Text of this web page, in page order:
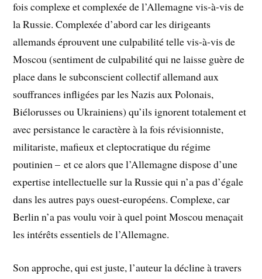
fois complexe et complexée de l’Allemagne vis-à-vis de
la Russie. Complexée d’abord car les dirigeants
allemands éprouvent une culpabilité telle vis-à-vis de
Moscou (sentiment de culpabilité qui ne laisse guère de
place dans le subconscient collectif allemand aux
souffrances infligées par les Nazis aux Polonais,
Biélorusses ou Ukrainiens) qu’ils ignorent totalement et
avec persistance le caractère à la fois révisionniste,
militariste, mafieux et cleptocratique du régime
poutinien – et ce alors que l’Allemagne dispose d’une
expertise intellectuelle sur la Russie qui n’a pas d’égale
dans les autres pays ouest-européens. Complexe, car
Berlin n’a pas voulu voir à quel point Moscou menaçait
les intérêts essentiels de l’Allemagne.
Son approche, qui est juste, l’auteur la décline à travers